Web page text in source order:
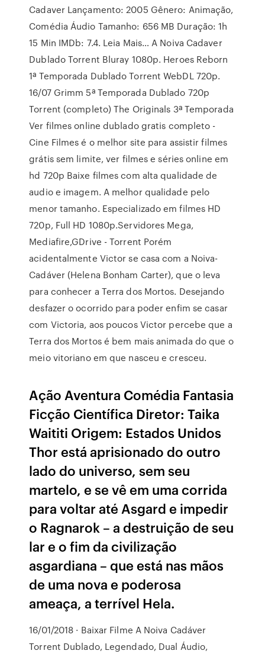
Cadaver Lançamento: 2005 Gênero: Animação,
Comédia Áudio Tamanho: 656 MB Duração: 1h
15 Min IMDb: 7.4. Leia Mais… A Noiva Cadaver
Dublado Torrent Bluray 1080p. Heroes Reborn
1ª Temporada Dublado Torrent WebDL 720p.
16/07 Grimm 5ª Temporada Dublado 720p
Torrent (completo) The Originals 3ª Temporada
Ver filmes online dublado gratis completo -
Cine Filmes é o melhor site para assistir filmes
grátis sem limite, ver filmes e séries online em
hd 720p Baixe filmes com alta qualidade de
audio e imagem. A melhor qualidade pelo
menor tamanho. Especializado em filmes HD
720p, Full HD 1080p.Servidores Mega,
Mediafire,GDrive - Torrent Porém
acidentalmente Victor se casa com a Noiva-
Cadáver (Helena Bonham Carter), que o leva
para conhecer a Terra dos Mortos. Desejando
desfazer o ocorrido para poder enfim se casar
com Victoria, aos poucos Victor percebe que a
Terra dos Mortos é bem mais animada do que o
meio vitoriano em que nasceu e cresceu.
Ação Aventura Comédia Fantasia
Ficção Científica Diretor: Taika
Waititi Origem: Estados Unidos
Thor está aprisionado do outro
lado do universo, sem seu
martelo, e se vê em uma corrida
para voltar até Asgard e impedir
o Ragnarok – a destruição de seu
lar e o fim da civilização
asgardiana – que está nas mãos
de uma nova e poderosa
ameaça, a terrível Hela.
16/01/2018 · Baixar Filme A Noiva Cadáver
Torrent Dublado, Legendado, Dual Áudio,